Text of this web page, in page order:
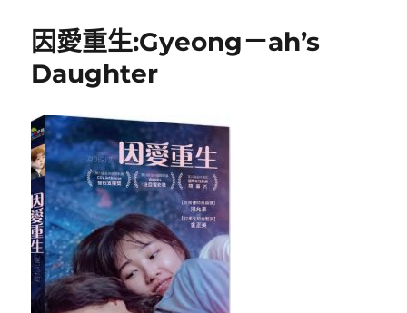
獨
生
Care
My
Mom〉
因愛重生:Gyeong－ah’s
Daughter